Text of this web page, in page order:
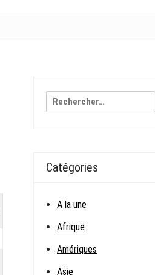
Rechercher :
Catégories
A la une
Afrique
Amériques
Asie